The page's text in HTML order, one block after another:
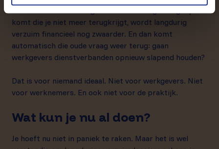
Als daar straks ook nog een transitievergoeding bij
komt die je niet meer terugkrijgt, wordt langdurig
verzuim financieel nog zwaarder. En dan komt
automatisch die oude vraag weer terug: gaan
werkgevers dienstverbanden opnieuw slapend houden?
Dat is voor niemand ideaal. Niet voor werkgevers. Niet
voor werknemers. En ook niet voor de praktijk.
Wat kun je nu al doen?
Je hoeft nu niet in paniek te raken. Maar het is wel